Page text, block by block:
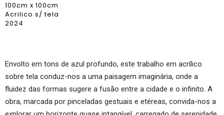
100cm x 100cm
Acrilico s/ tela
2024
Envolto em tons de azul profundo, este trabalho em acrílico
sobre tela conduz-nos a uma paisagem imaginária, onde a
fluidez das formas sugere a fusão entre a cidade e o infinito. A
obra, marcada por pinceladas gestuais e etéreas, convida-nos a